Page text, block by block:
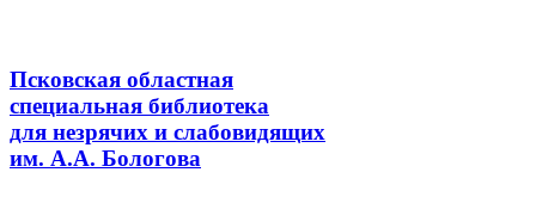
Псковская областная
специальная библиотека
для незрячих и слабовидящих
им. А.А. Бологова